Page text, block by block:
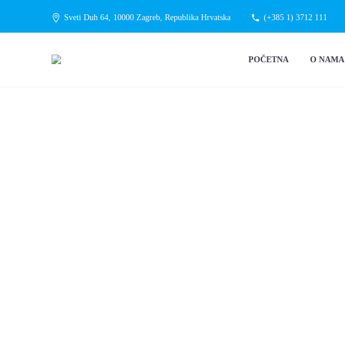
Sveti Duh 64, 10000 Zagreb, Republika Hrvatska (+385 1) 3712 111
POČETNA O NAMA